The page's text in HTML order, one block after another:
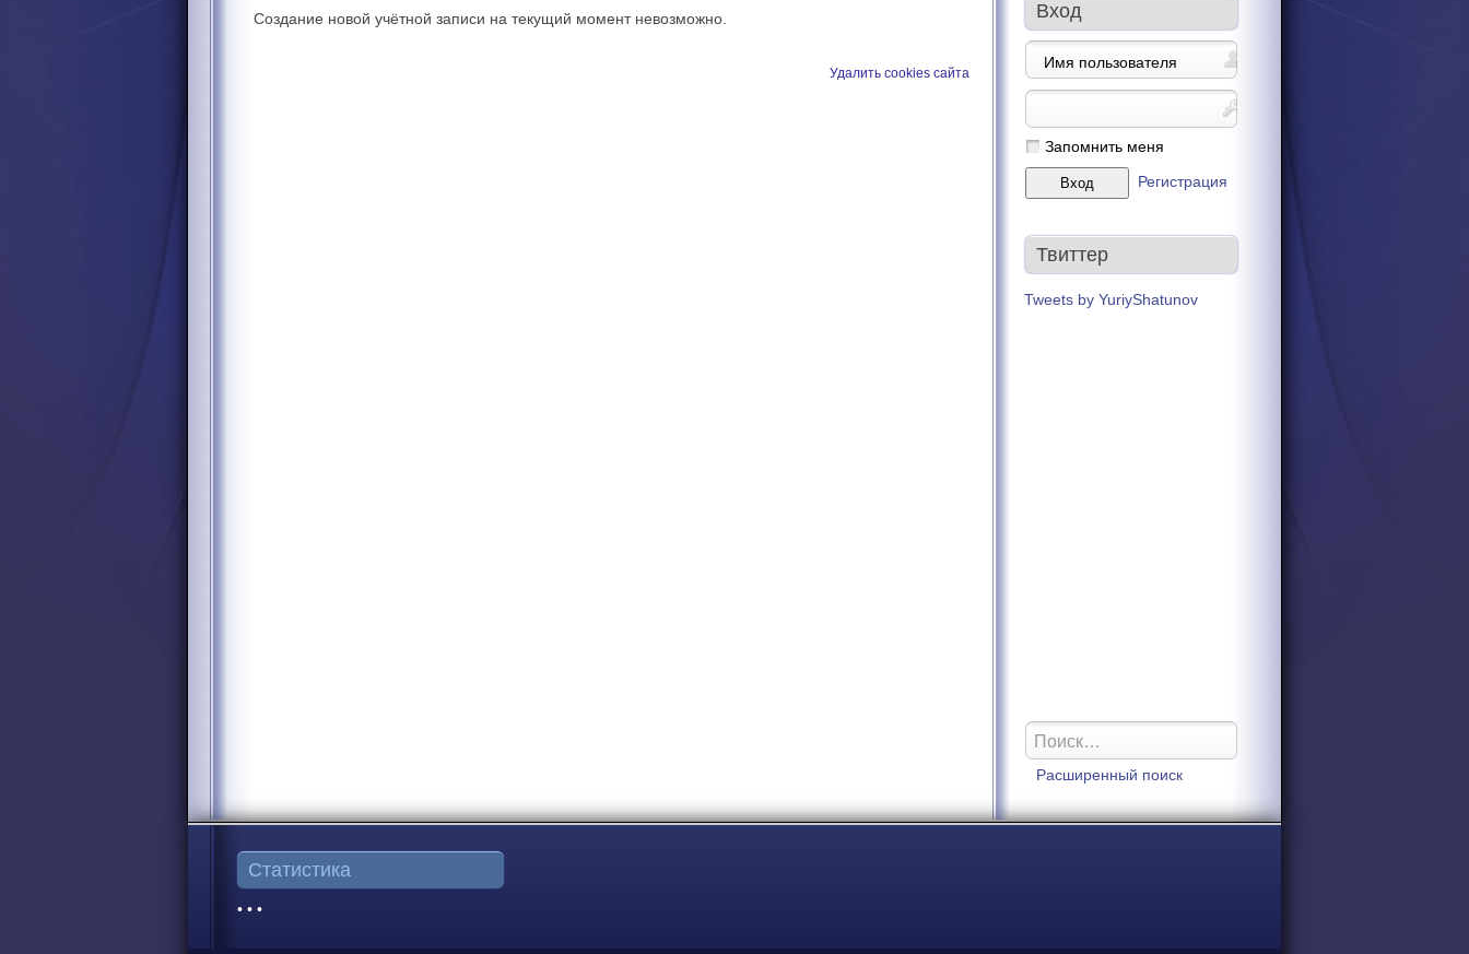
Создание новой учётной записи на текущий момент невозможно.
Удалить cookies сайта
Вход
Запомнить меня
Регистрация
Твиттер
Tweets by YuriyShatunov
Расширенный поиск
Статистика
• • •